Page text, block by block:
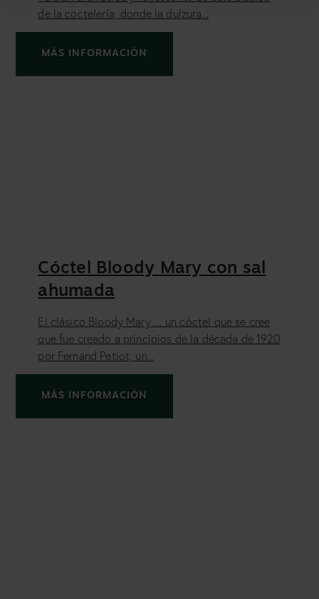
de la coctelería, donde la dulzura...
MÁS INFORMACIÓN
Cóctel Bloody Mary con sal
ahumada
El clásico Bloody Mary… un cóctel que se cree
que fue creado a principios de la década de 1920
por Fernand Petiot, un...
MÁS INFORMACIÓN